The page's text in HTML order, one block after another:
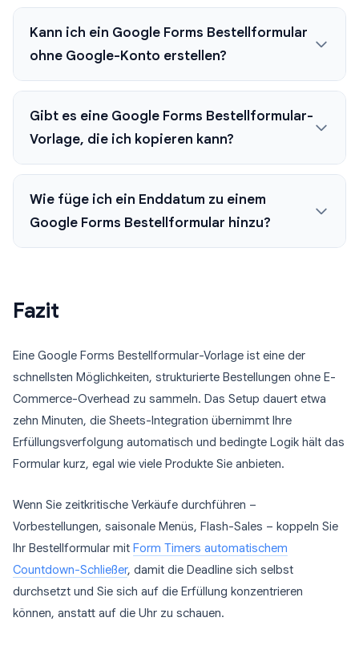
Kann ich ein Google Forms Bestellformular
ohne Google-Konto erstellen?
Gibt es eine Google Forms Bestellformular-
Vorlage, die ich kopieren kann?
Wie füge ich ein Enddatum zu einem
Google Forms Bestellformular hinzu?
Fazit
Eine Google Forms Bestellformular-Vorlage ist eine der
schnellsten Möglichkeiten, strukturierte Bestellungen ohne E-
Commerce-Overhead zu sammeln. Das Setup dauert etwa
zehn Minuten, die Sheets-Integration übernimmt Ihre
Erfüllungsverfolgung automatisch und bedingte Logik hält das
Formular kurz, egal wie viele Produkte Sie anbieten.
Wenn Sie zeitkritische Verkäufe durchführen –
Vorbestellungen, saisonale Menüs, Flash-Sales – koppeln Sie
Ihr Bestellformular mit Form Timers automatischem
Countdown-Schließer, damit die Deadline sich selbst
durchsetzt und Sie sich auf die Erfüllung konzentrieren
können, anstatt auf die Uhr zu schauen.